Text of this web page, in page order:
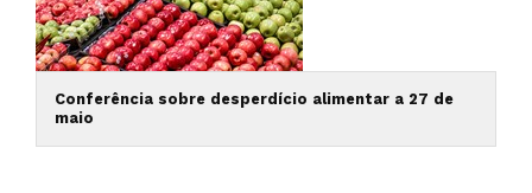
Conferência sobre desperdício alimentar a 27 de
maio